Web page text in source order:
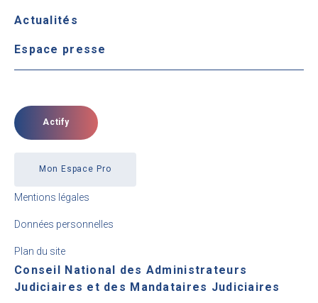
Actualités
Espace presse
Actify
Mon Espace Pro
Mentions légales
Données personnelles
Plan du site
Conseil National des Administrateurs
Judiciaires et des Mandataires Judiciaires